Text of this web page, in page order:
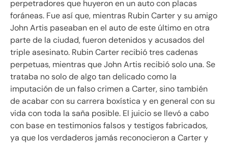
perpetradores que huyeron en un auto con placas
foráneas. Fue así que, mientras Rubin Carter y su amigo
John Artis paseaban en el auto de este último en otra
parte de la ciudad, fueron detenidos y acusados del
triple asesinato. Rubin Carter recibió tres cadenas
perpetuas, mientras que John Artis recibió solo una. Se
trataba no solo de algo tan delicado como la
imputación de un falso crimen a Carter, sino también
de acabar con su carrera boxística y en general con su
vida con toda la saña posible. El juicio se llevó a cabo
con base en testimonios falsos y testigos fabricados,
ya que los verdaderos jamás reconocieron a Carter y